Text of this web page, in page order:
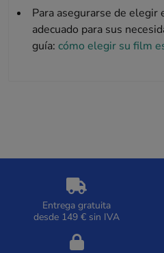
Para asegurarse de
adecuado para sus
guía: cómo elegir su film
Entrega gratuita
desde 149 € sin IVA